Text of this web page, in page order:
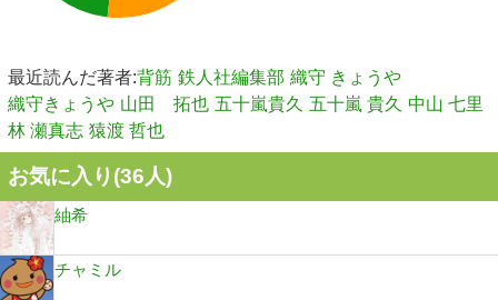
最近読んだ著者:背筋 鉄人社編集部 織守 きょうや
織守きょうや 山田 拓也 五十嵐貴久 五十嵐 貴久 中山 七里
林 瀬真志 猿渡 哲也
お気に入り(36人)
紬希
チャミル